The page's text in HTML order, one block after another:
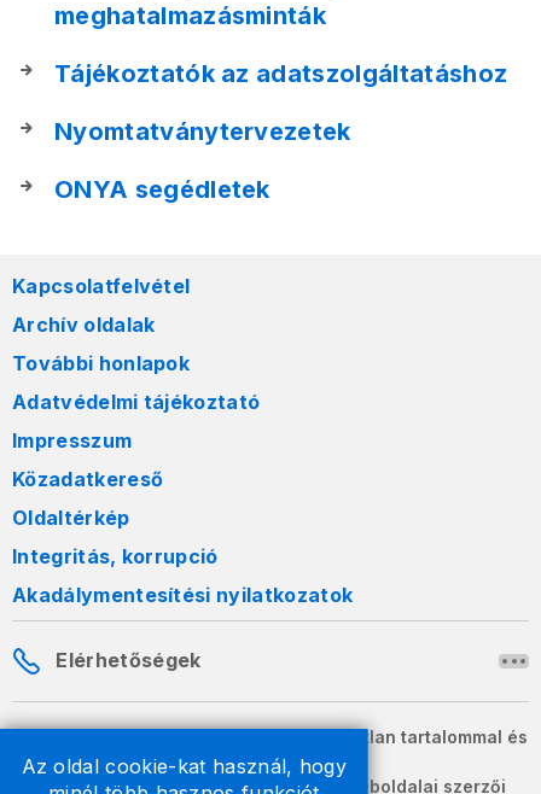
Az oldal cookie-kat használ, hogy
meghatalmazásminták
Tájékoztatók az adatszolgáltatáshoz
Nyomtatványtervezetek
ONYA segédletek
Kapcsolatfelvétel
Archív oldalak
További honlapok
Adatvédelmi tájékoztató
Impresszum
Közadatkereső
Oldaltérkép
Integritás, korrupció
Akadálymentesítési nyilatkozatok
Elérhetőségek
A honlapon szereplő információk változatlan tartalommal és
formában szabadon terjeszthetők.
2026 © A Nemzeti Adó- és Vámhivatal weboldalai szerzői